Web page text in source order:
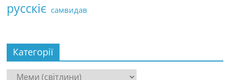
русскіє самвидав
Категорії
Категорії